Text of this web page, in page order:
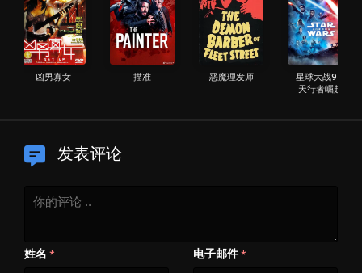
凶男寡女 描准 恶魔理发师
星球大战9：
天行者崛起
发表评论
姓名 * 电子邮件 *